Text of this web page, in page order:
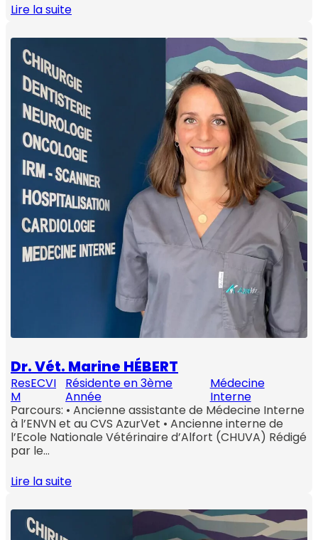
Lire la suite
Dr. Vét. Marine HÉBERT
ResECVI
M
Résidente en 3ème
Année
Médecine
Interne
Parcours: • Ancienne assistante de Médecine Interne
à l’ENVN et au CVS AzurVet • Ancienne interne de
l’Ecole Nationale Vétérinaire d’Alfort (CHUVA) Rédigé
par le…
Lire la suite